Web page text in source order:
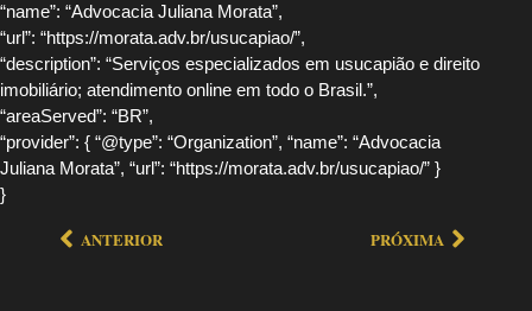
“name”: “Advocacia Juliana Morata”,
“url”: “https://morata.adv.br/usucapiao/”,
“description”: “Serviços especializados em usucapião e direito
imobiliário; atendimento online em todo o Brasil.”,
“areaServed”: “BR”,
“provider”: { “@type”: “Organization”, “name”: “Advocacia
Juliana Morata”, “url”: “https://morata.adv.br/usucapiao/” }
}
ANTERIOR PRÓXIMA